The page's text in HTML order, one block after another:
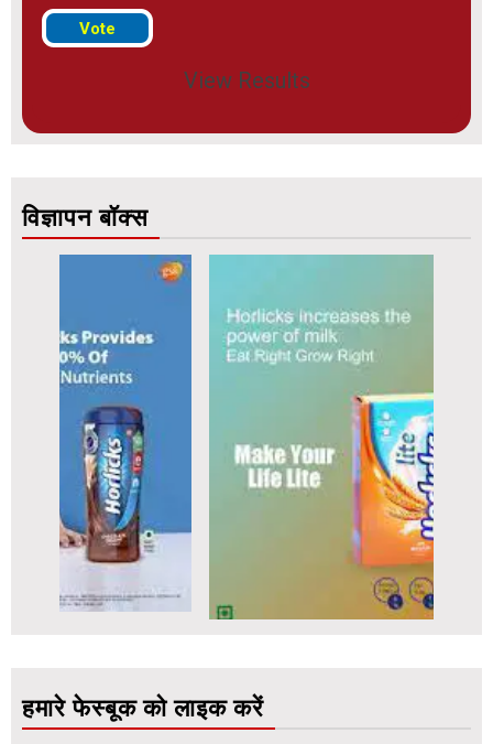
View Results
विज्ञापन बॉक्स
हमारे फेस्बूक को लाइक करें